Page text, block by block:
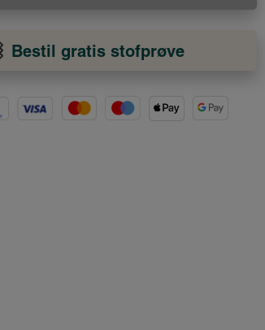
Bestil gratis stofprøve